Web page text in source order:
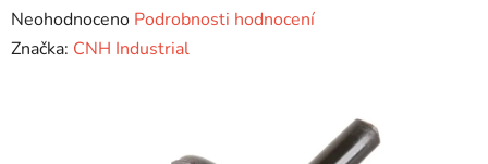
Průměrné
hodnocení
Neohodnoceno Podrobnosti hodnocení
Značka: CNH Industrial